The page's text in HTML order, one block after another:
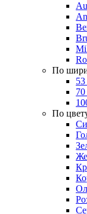
По
По